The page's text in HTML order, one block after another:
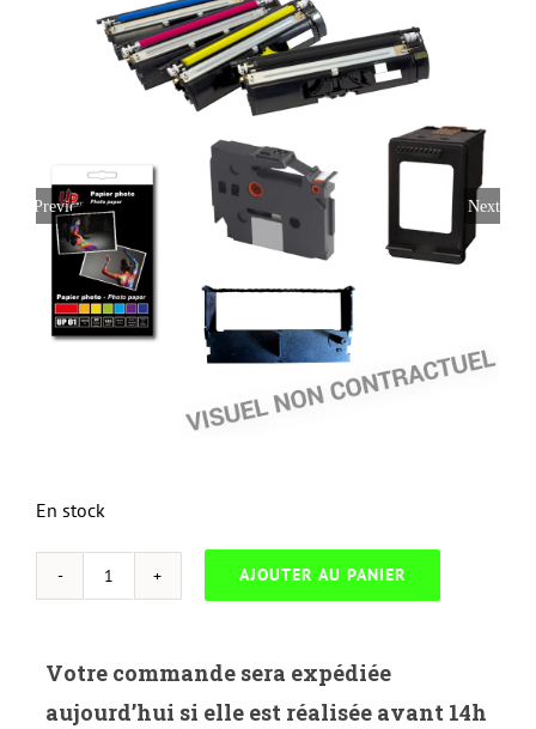
Previous Next
En stock
quantité
B.423B-
BROTHER
AJOUTER AU PANIER
Votre commande sera expédiée
aujourd’hui si elle est réalisée avant 14h